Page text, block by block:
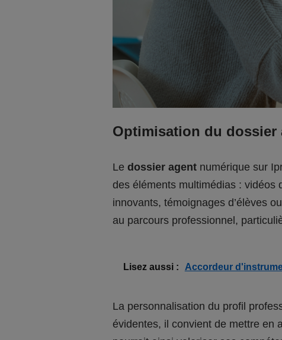
Optimisation du dossier
Le dossier agentnumérique sur
des éléments multimédias : vidéos
innovants, témoignages d’élèves
au parcours professionnel,
Lisez aussi : Accordeur
La personnalisation du profil
évidentes, il convient de mettre en